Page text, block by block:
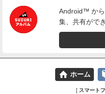
Android™ から
集、共有がで
⌂ ホーム
[ スマート